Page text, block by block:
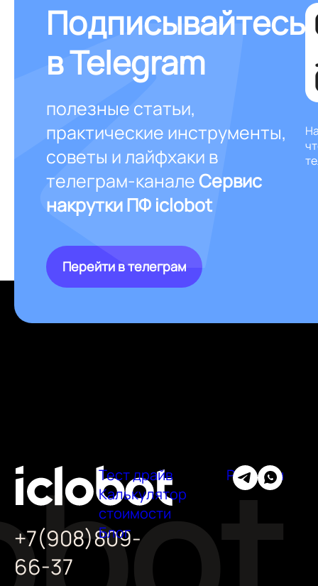
Подписывайтесь
в Telegram
полезные статьи,
практические инструменты,
советы и лайфхаки в
телеграм-каналеСервис
накрутки ПФ iclobot
Перейти в телеграм
+7(908)809-
66-37
Тест драйв
Калькулятор
стоимости
Блог
Регионы